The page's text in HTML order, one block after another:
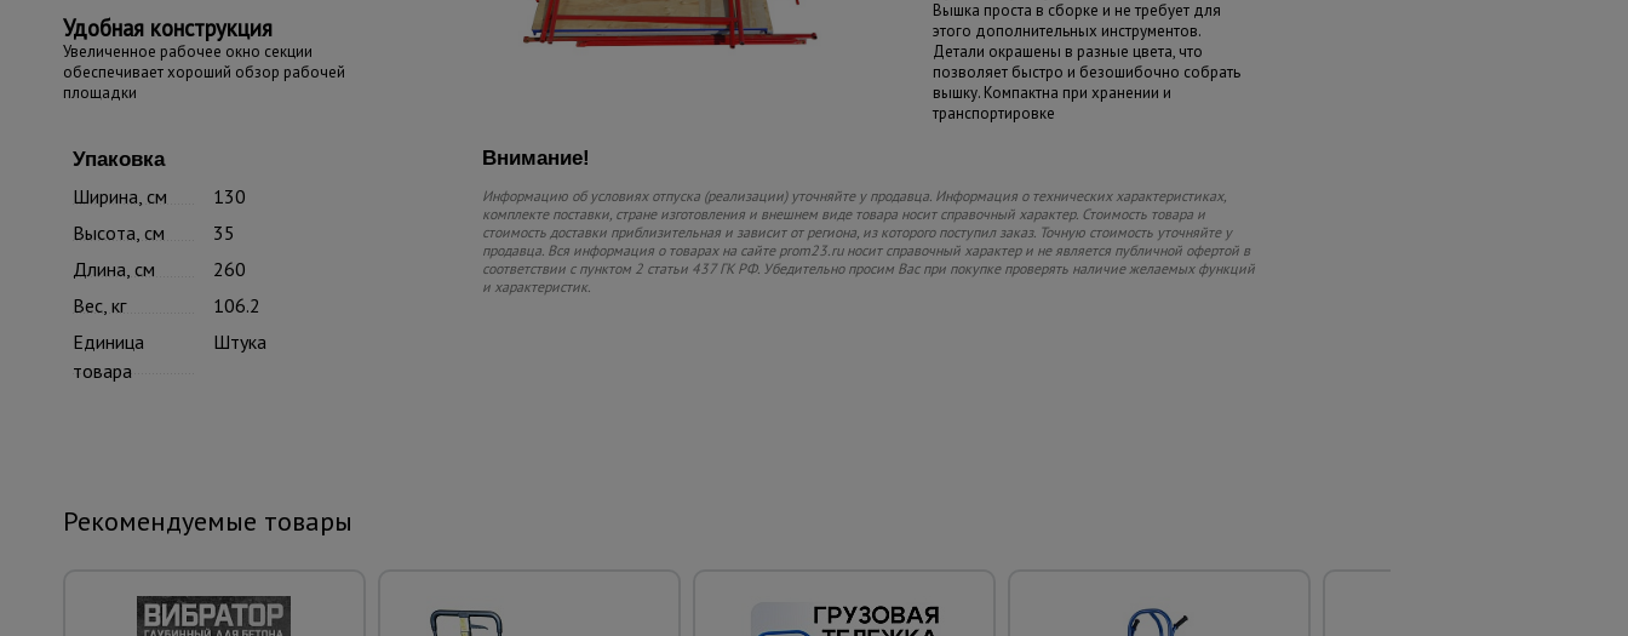
Удобная конструкция
Увеличенное рабочее окно секции
обеспечивает хороший обзор рабочей
площадки
Вышка проста в сборке и не требует для
этого дополнительных инструментов.
Детали окрашены в разные цвета, что
позволяет быстро и безошибочно собрать
вышку. Компактна при хранении и
транспортировке
Упаковка
Ширина, см
130
Высота, см
35
Длина, см
260
Вес, кг
106.2
Единица
товара
Штука
Внимание!
Информацию об условиях отпуска (реализации) уточняйте у продавца. Информация о технических характеристиках,
комплекте поставки, стране изготовления и внешнем виде товара носит справочный характер. Стоимость товара и
стоимость доставки приблизительная и зависит от региона, из которого поступил заказ. Точную стоимость уточняйте у
продавца. Вся информация о товарах на сайте prom23.ru носит справочный характер и не является публичной офертой в
соответствии с пунктом 2 статьи 437 ГК РФ. Убедительно просим Вас при покупке проверять наличие желаемых функций
и характеристик.
Рекомендуемые товары